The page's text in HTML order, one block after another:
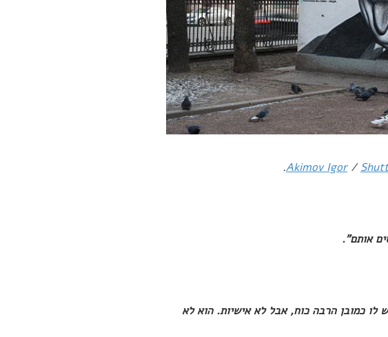
Akimov Igor/
.
לו כמובן הרבה כוח, אבל לא אישיות. הוא לא